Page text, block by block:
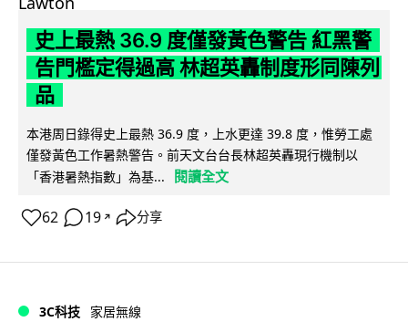
史上最熱 36.9 度僅發黃色警告 紅黑警
告門檻定得過高 林超英轟制度形同陳列
品
本港周日錄得史上最熱 36.9 度，上水更達 39.8 度，惟勞工處
僅發黃色工作暑熱警告。前天文台台長林超英轟現行機制以
「香港暑熱指數」為基...
閱讀全文
62 19 ↗ 分享
3C科技 家居無線